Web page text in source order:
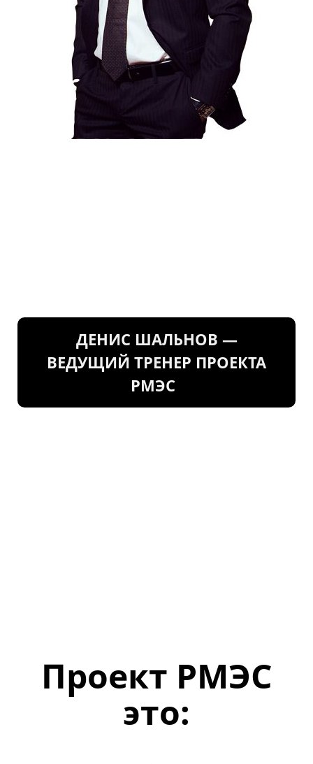
ДЕНИС ШАЛЬНОВ —
ВЕДУЩИЙ ТРЕНЕР ПРОЕКТА
РМЭС
Проект РМЭС
это: